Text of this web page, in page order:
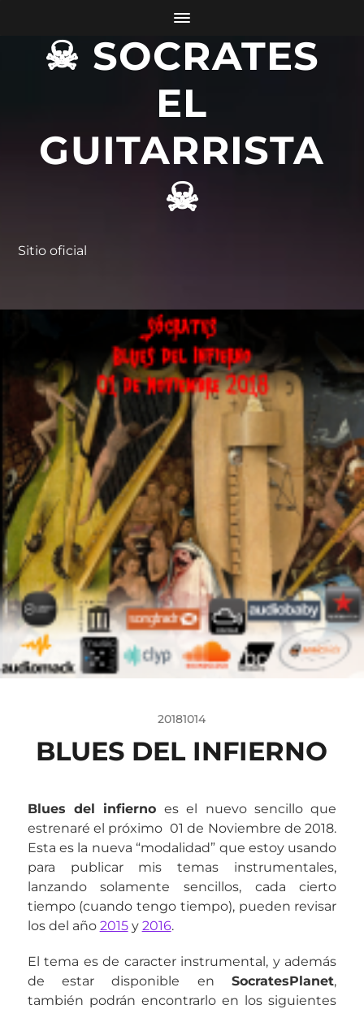
☠ SOCRATES
EL
GUITARRISTA
☠
Sitio oficial
20181014
BLUES DEL INFIERNO
Blues del infierno es el nuevo sencillo que
estrenaré el próximo 01 de Noviembre de 2018.
Esta es la nueva “modalidad” que estoy usando
para publicar mis temas instrumentales,
lanzando solamente sencillos, cada cierto
tiempo (cuando tengo tiempo), pueden revisar
los del año 2015y 2016.
El tema es de caracter instrumental, y además
de estar disponible enSocratesPlanet,
también podrán encontrarlo en los siguientes